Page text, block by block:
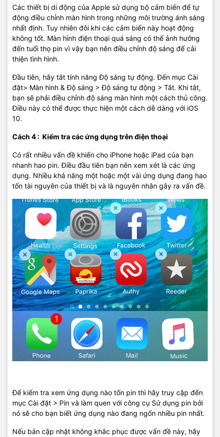
Các thiết bị di động của Apple sử dụng bộ cảm biến để tự
động điều chỉnh màn hình trong những môi trường ánh sáng
nhất định. Tuy nhiên đôi khi các cảm biến này hoạt động
không tốt. Màn hình điện thoại quá sáng có thể ảnh hưởng
đến tuổi thọ pin vì vậy bạn nên điều chỉnh độ sáng để cải
thiện tình hình.
Đầu tiên, hãy tắt tính năng Độ sáng tự động. Đến mục Cài
đặt> Màn hình & Độ sáng > Độ sáng tự động > Tắt. Khi tắt,
bạn sẽ phải điều chỉnh độ sáng màn hình một cách thủ công.
Điều này có thể được thực hiện một cách dễ dàng với iOS
10.
Cách 4 : Kiểm tra các ứng dụng trên điện thoại
Có rất nhiều vấn đề khiến cho iPhone hoặc iPad của bạn
nhanh hao pin. Điều đầu tiên bạn nên xem xét là các ứng
dụng. Nhiều khả năng một hoặc một vài ứng dụng đang hao
tốn tài nguyên của thiết bị và là nguyên nhân gây ra vấn đề.
Để kiểm tra xem ứng dụng nào tốn pin thì hãy truy cập đến
mục Cài đặt > Pin và làm quen với công cụ Sử dụng pin bởi
nó sẽ cho bạn biết ứng dụng nào đang ngốn nhiều pin nhất.
Nếu bản cập nhật không khắc phục được vấn đề này, hãy